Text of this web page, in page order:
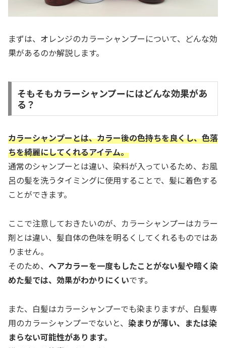
まずは、オレンジのカラーシャンプーについて、どんな効
果があるのか解説します。
そもそもカラーシャンプーにはどんな効果があ
る？
カラーシャンプーとは、カラー後の色持ちを良くし、色落
ちを綺麗にしてくれるアイテム。
通常のシャンプーとは違い、染料が入っているため、お風
呂の髪を洗うタイミングに使用することで、髪に着色する
ことができます。
ここで注意しておきたいのが、カラーシャンプーはカラー
剤とは違い、髪自体の色味を明るくしてくれるものではあ
りません。
そのため、 ヘアカラーを一度もしたことがない髪や暗く染
めた髪では、効果がわかりにくいです。
また、白髪はカラーシャンプーでも染まりますが、白髪専
用のカラーシャンプーでないと、 染まりが薄い、または染
まらない可能性があります。